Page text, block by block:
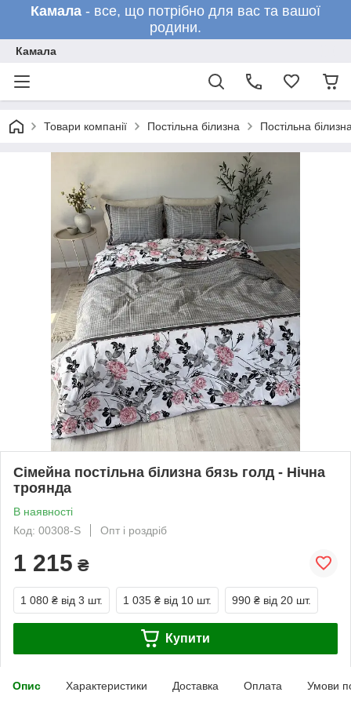
Камала - все, що потрібно для вас та вашої
родини.
Камала
Товари компанії Постільна білизна Постільна
Сімейна постільна білизна бязь голд - Нічна
троянда
В наявності
Код: 00308-S
Опт і роздріб
1 215 ₴
1 080 ₴ від 3 шт. 1 035 ₴ від 10 шт. 990 ₴ від 20 шт.
Купити
Опис Характеристики Доставка Оплата Умови